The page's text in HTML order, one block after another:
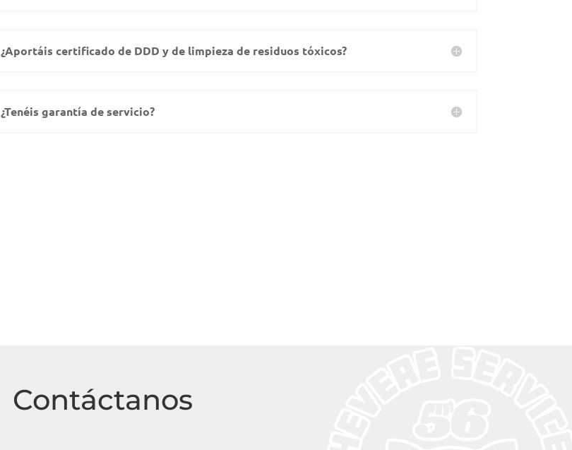
¿Aportáis certificado de DDD y de limpieza de residuos tóxicos?
¿Tenéis garantía de servicio?
Contáctanos